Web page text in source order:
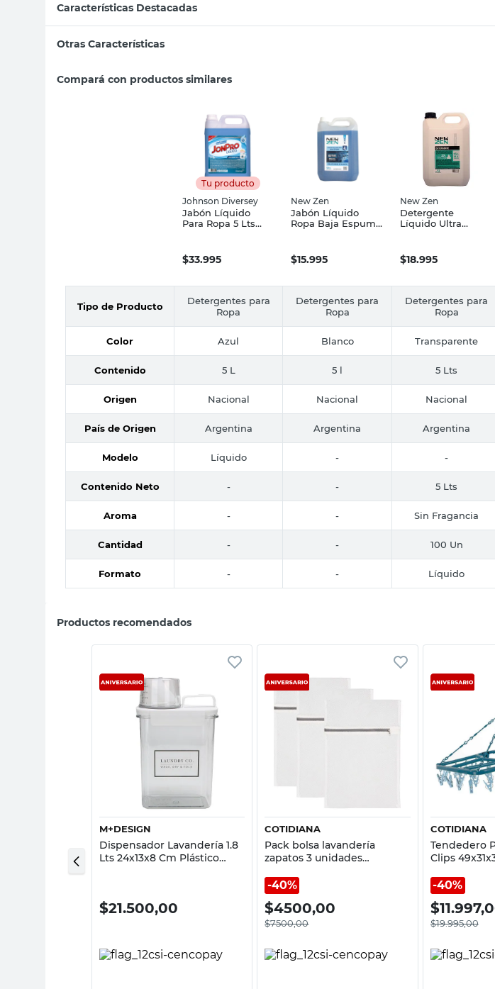
Características Destacadas
Otras Características
Compará con productos similares
Tu producto
Johnson Diversey
Jabón Líquido
Para Ropa 5 Lts
$33.995
New Zen
Jabón Líquido
Ropa Baja Espuma
$15.995
New Zen
Detergente
Líquido Ultra
$18.995
Tipo de Producto
Detergentes para
Ropa
Detergentes para
Ropa
Detergentes para
Ropa
Color Azul Blanco Transparente
Contenido 5 L 5 l 5 Lts
Origen Nacional Nacional Nacional
País de Origen Argentina Argentina Argentina
Modelo Líquido - -
Contenido Neto - - 5 Lts
Aroma - - Sin Fragancia
Cantidad - - 100 Un
Formato - - Líquido
Productos recomendados
Vista rápida
M+DESIGN
Dispensador Lavandería 1.8
Lts 24x13x8 Cm Plástico
$21.500,00
COTIDIANA
Pack bolsa lavandería
zapatos 3 unidades
40%
$4500,00
$7500,00
COTIDIANA
Tendedero
Clips
Cotidiana
40%
$
$19.995,00